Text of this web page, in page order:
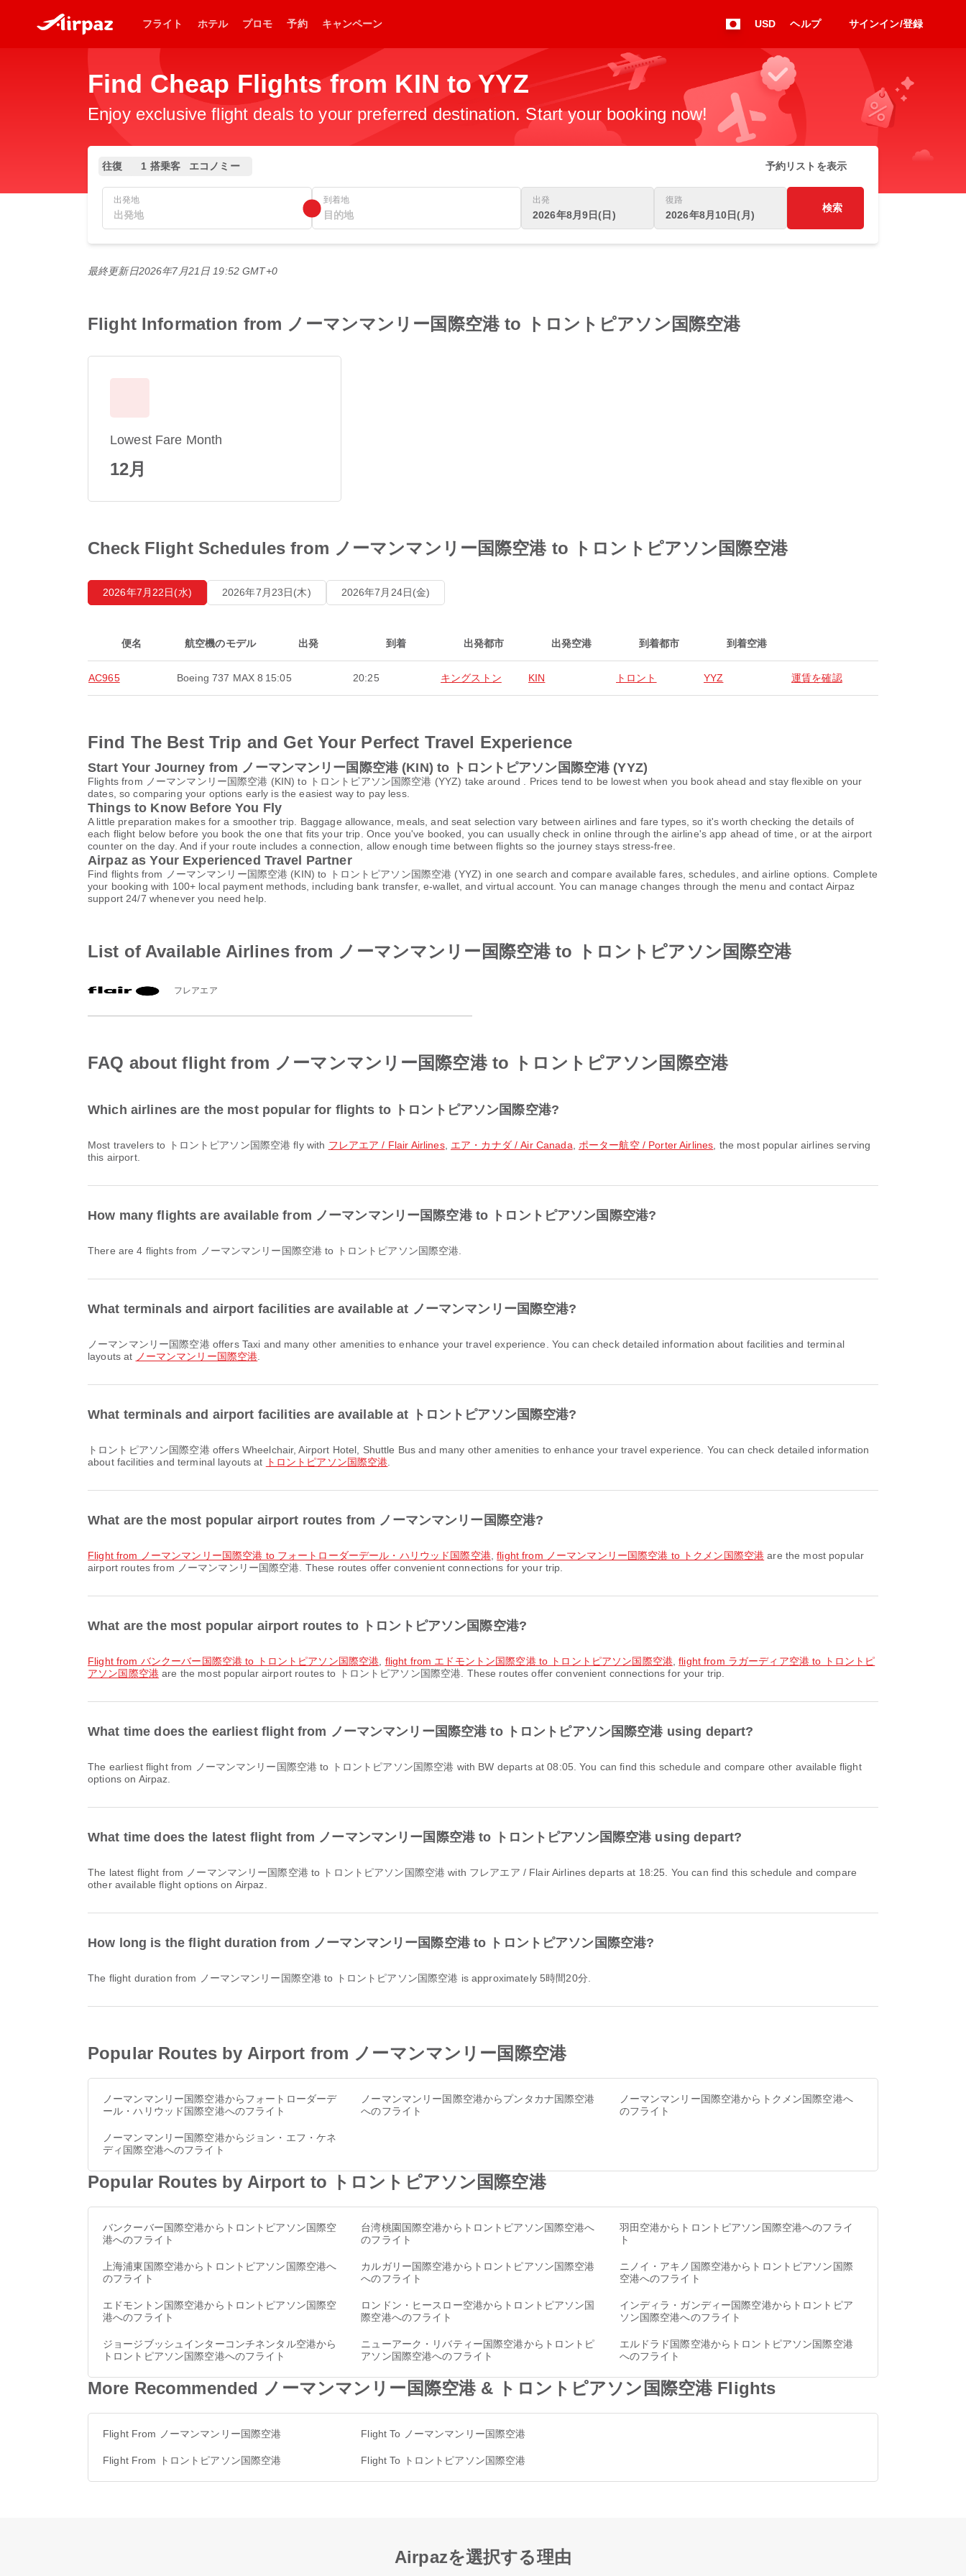
フライト ホテル プロモ 予約 キャンペーン USD ヘルプ サインイン/登録
Find Cheap Flights from KIN to YYZ
Enjoy exclusive flight deals to your preferred destination. Start your booking now!
往復 1 搭乗客 エコノミー 予約リストを表示
出発地 到着地 出発
2026年8月9日(日)
復路
2026年8月10日(月)
検索
最終更新日2026年7月21日 19:52 GMT+0
Flight Information from ノーマンマンリー国際空港 to トロントピアソン国際空港
Lowest Fare Month
12月
Check Flight Schedules from ノーマンマンリー国際空港 to トロントピアソン国際空港
2026年7月22日(水) 2026年7月23日(木) 2026年7月24日(金)
便名 航空機のモデル 出発 到着 出発都市 出発空港 到着都市 到着空港
AC965 Boeing 737 MAX 8 15:05 20:25 キングストン KIN トロント YYZ 運賃を確認
Find The Best Trip and Get Your Perfect Travel Experience
Start Your Journey from ノーマンマンリー国際空港 (KIN) to トロントピアソン国際空港 (YYZ)
Flights from ノーマンマンリー国際空港 (KIN) to トロントピアソン国際空港 (YYZ) take around . Prices tend to be lowest when you book ahead and stay flexible on your
dates, so comparing your options early is the easiest way to pay less.
Things to Know Before You Fly
A little preparation makes for a smoother trip. Baggage allowance, meals, and seat selection vary between airlines and fare types, so it's worth checking the details of
each flight below before you book the one that fits your trip. Once you've booked, you can usually check in online through the airline's app ahead of time, or at the airport
counter on the day. And if your route includes a connection, allow enough time between flights so the journey stays stress-free.
Airpaz as Your Experienced Travel Partner
Find flights from ノーマンマンリー国際空港 (KIN) to トロントピアソン国際空港 (YYZ) in one search and compare available fares, schedules, and airline options. Complete
your booking with 100+ local payment methods, including bank transfer, e-wallet, and virtual account. You can manage changes through the menu and contact Airpaz
support 24/7 whenever you need help.
List of Available Airlines from ノーマンマンリー国際空港 to トロントピアソン国際空港
フレアエア
FAQ about flight from ノーマンマンリー国際空港 to トロントピアソン国際空港
Which airlines are the most popular for flights to トロントピアソン国際空港?
Most travelers to トロントピアソン国際空港 fly with フレアエア / Flair Airlines, エア・カナダ / Air Canada ポーター航空 / Porter Airlines , the most popular airlines serving
this airport.
How many flights are available from ノーマンマンリー国際空港 to トロントピアソン国際空港?
There are 4 flights from ノーマンマンリー国際空港 to トロントピアソン国際空港.
What terminals and airport facilities are available at ノーマンマンリー国際空港?
ノーマンマンリー国際空港 offers Taxi and many other amenities to enhance your travel experience. You can check detailed information about facilities and terminal
layouts at ノーマンマンリー国際空港
What terminals and airport facilities are available at トロントピアソン国際空港?
トロントピアソン国際空港 offers Wheelchair, Airport Hotel, Shuttle Bus and many other amenities to enhance your travel experience. You can check detailed information
about facilities and terminal layouts at
トロントピアソン国際空港
What are the most popular airport routes from ノーマンマンリー国際空港?
flight from ノーマンマンリー国際空港 to フォートローダーデール・ハリウッド国際空港,flight from ノーマンマンリー国際空港 to トクメン国際空港 are the most popular
airport routes from ノーマンマンリー国際空港. These routes offer convenient connections for your trip.
What are the most popular airport routes to トロントピアソン国際空港?
flight from バンクーバー国際空港 to トロントピアソン国際空港 flight from エドモントン国際空港 to トロントピアソン国際空港,flight from ラガーディア空港 to トロントピ
アソン国際空港are the most popular airport routes to トロントピアソン国際空港. These routes offer convenient connections for your trip.
What time does the earliest flight from ノーマンマンリー国際空港 to トロントピアソン国際空港 using depart?
The earliest flight from ノーマンマンリー国際空港 to トロントピアソン国際空港 with BW departs at 08:05. You can find this schedule and compare other available flight
options on Airpaz.
What time does the latest flight from ノーマンマンリー国際空港 to トロントピアソン国際空港 using depart?
The latest flight from ノーマンマンリー国際空港 to トロントピアソン国際空港 with フレアエア / Flair Airlines departs at 18:25. You can find this schedule and compare
other available flight options on Airpaz.
How long is the flight duration from ノーマンマンリー国際空港 to トロントピアソン国際空港?
The flight duration from ノーマンマンリー国際空港 to トロントピアソン国際空港 is approximately 5時間20分.
Popular Routes by Airport from ノーマンマンリー国際空港
ノーマンマンリー国際空港からフォートローダーデ
ール・ハリウッド国際空港へのフライト
ノーマンマンリー国際空港からプンタカナ国際空港
へのフライト
ノーマンマンリー国際空港からトクメン国際空港へ
のフライト
ノーマンマンリー国際空港からジョン・エフ・ケネ
ディ国際空港へのフライト
Popular Routes by Airport to トロントピアソン国際空港
バンクーバー国際空港からトロントピアソン国際空
港へのフライト
台湾桃園国際空港からトロントピアソン国際空港へ
のフライト
羽田空港からトロントピアソン国際空港へのフライ
ト
上海浦東国際空港からトロントピアソン国際空港へ
のフライト
カルガリー国際空港からトロントピアソン国際空港
へのフライト
ニノイ・アキノ国際空港からトロントピアソン国際
空港へのフライト
エドモントン国際空港からトロントピアソン国際空
港へのフライト
ロンドン・ヒースロー空港からトロントピアソン国
際空港へのフライト
インディラ・ガンディー国際空港からトロントピア
ソン国際空港へのフライト
ジョージブッシュインターコンチネンタル空港から
トロントピアソン国際空港へのフライト
ニューアーク・リバティー国際空港からトロントピ
アソン国際空港へのフライト
エルドラド国際空港からトロントピアソン国際空港
へのフライト
More Recommended ノーマンマンリー国際空港 & トロントピアソン国際空港 Flights
Flight From ノーマンマンリー国際空港
Flight From トロントピアソン国際空港
Flight To ノーマンマンリー国際空港
Flight To トロントピアソン国際空港
Airpazを選択する理由